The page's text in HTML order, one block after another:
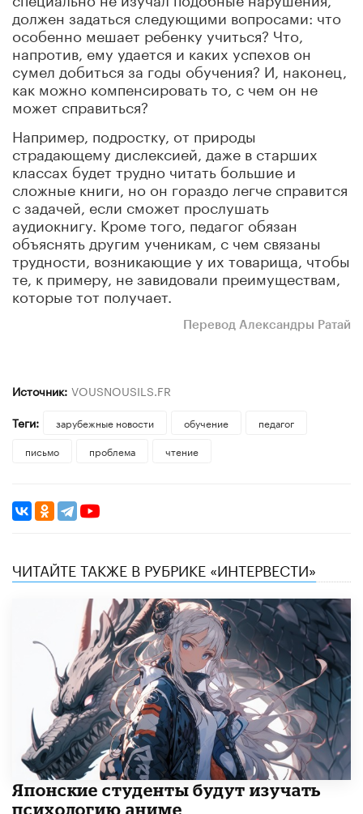
должен задаться следующими вопросами: что
особенно мешает ребенку учиться? Что,
напротив, ему удается и каких успехов он
сумел добиться за годы обучения? И, наконец,
как можно компенсировать то, с чем он не
может справиться?
Например, подростку, от природы
страдающему дислексией, даже в старших
классах будет трудно читать большие и
сложные книги, но он гораздо легче справится
с задачей, если сможет прослушать
аудиокнигу. Кроме того, педагог обязан
объяснять другим ученикам, с чем связаны
трудности, возникающие у их товарища, чтобы
те, к примеру, не завидовали преимуществам,
которые тот получает.
Перевод Александры Ратай
Источник: VOUSNOUSILS.FR
Теги:
зарубежные новости обучение
педагог
письмо
проблема чтение
ЧИТАЙТЕ ТАКЖЕ В РУБРИКЕ «ИНТЕРВЕСТИ»
Японские студенты будут изучать
психологию аниме